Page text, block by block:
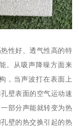
性好、透气性高的特
。从吸声降噪方面来
，当声波打在表面上
壁表面的空气运动速
部分声能就转变为热
壁的热交换引起的热